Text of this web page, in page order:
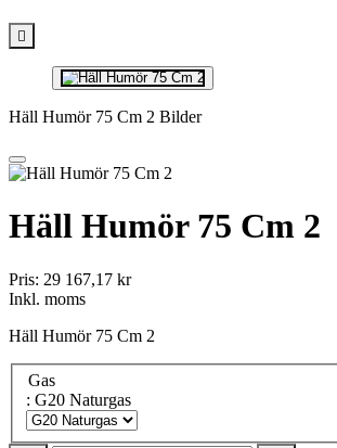

Häll Humör 75 Cm 2 Bilder
Häll Humör 75 Cm 2
Pris: 29 167,17 kr
Inkl. moms
Häll Humör 75 Cm 2
Gas
: G20 Naturgas